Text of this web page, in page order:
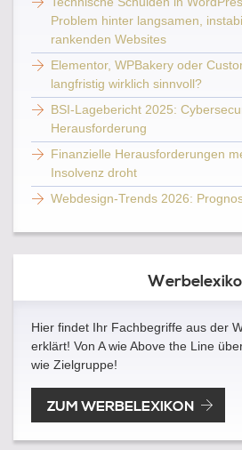
Problem hinter langsamen,
rankenden Websites
Elementor, WPBakery oder
langfristig wirklich sinnvoll?
BSI-Lagebericht 2025:
Herausforderung
Finanzielle Herausforderungen
Insolvenz droht
Webdesign-Trends 2026:
Hier findet Ihr Fachbegriffe aus der
erklärt! Von A wie Above the Line
wie Zielgruppe!
ZUM WERBELEXIKON